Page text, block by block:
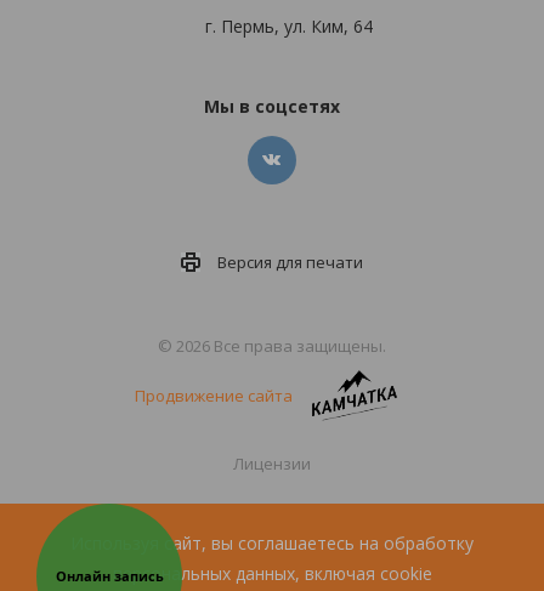
Используя сайт, вы соглашаетесь на обработку
персональных данных, включая cookie
г. Пермь, ул. Ким, 64
Мы в соцсетях
Версия для печати
© 2026 Все права защищены.
Продвижение сайта
Лицензии
Политика конфиденциальности